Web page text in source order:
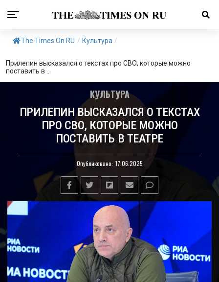
The Times On RU / Культура /
Прилепин высказался о текстах про СВО, которые можно
поставить в ..
КУЛЬТУРА
ПРИЛЕПИН ВЫСКАЗАЛСЯ О ТЕКСТАХ
ПРО СВО, КОТОРЫЕ МОЖНО
ПОСТАВИТЬ В ТЕАТРЕ
Опубликовано: 17.06.2025